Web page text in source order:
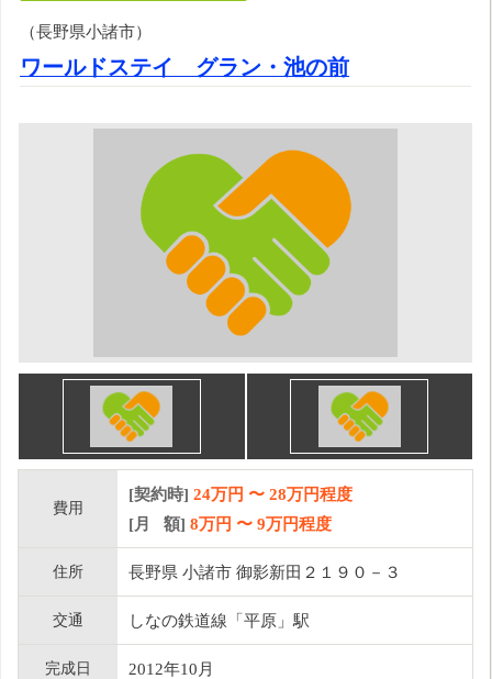
（長野県小諸市）
ワールドステイ グラン・池の前
費用
[契約時] 24万円 〜 28万円程度
[月 額] 8万円 〜 9万円程度
住所 長野県 小諸市 御影新田２１９０－３
交通 しなの鉄道線「平原」駅
完成日 2012年10月